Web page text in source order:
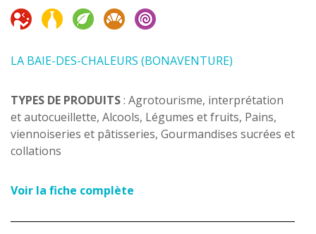
LA BAIE-DES-CHALEURS (BONAVENTURE)
TYPES DE PRODUITS: Agrotourisme, interprétation
et autocueillette, Alcools, Légumes et fruits, Pains,
viennoiseries et pâtisseries, Gourmandises sucrées et
collations
Voir la fiche complète